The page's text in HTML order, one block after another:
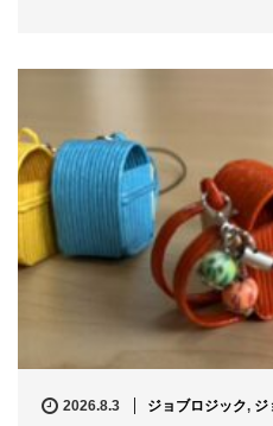
2026.8.3 ジョブロジック, ジ